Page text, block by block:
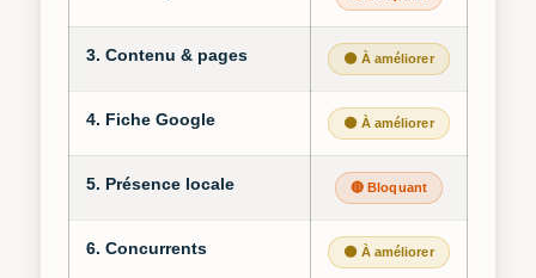
3. Contenu & pages 🟠 À améliorer
4. Fiche Google 🟠 À améliorer
5. Présence locale 🔴 Bloquant
6. Concurrents 🟠 À améliorer